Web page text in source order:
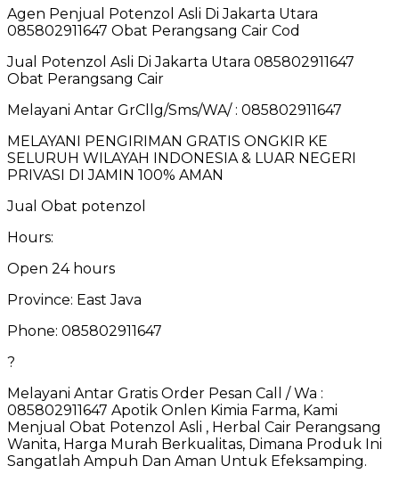
Agen Penjual Potenzol Asli Di Jakarta Utara
085802911647 Obat Perangsang Cair Cod
Jual Potenzol Asli Di Jakarta Utara 085802911647
Obat Perangsang Cair
Melayani Antar GrCllg/Sms/WA/ : 085802911647
MELAYANI PENGIRIMAN GRATIS ONGKIR KE
SELURUH WILAYAH INDONESIA & LUAR NEGERI
PRIVASI DI JAMIN 100% AMAN
Jual Obat potenzol
Hours:
Open 24 hours
Province: East Java
Phone: 085802911647
?
Melayani Antar Gratis Order Pesan Call / Wa :
085802911647 Apotik Onlen Kimia Farma, Kami
Menjual Obat Potenzol Asli , Herbal Cair Perangsang
Wanita, Harga Murah Berkualitas, Dimana Produk Ini
Sangatlah Ampuh Dan Aman Untuk Efeksamping.